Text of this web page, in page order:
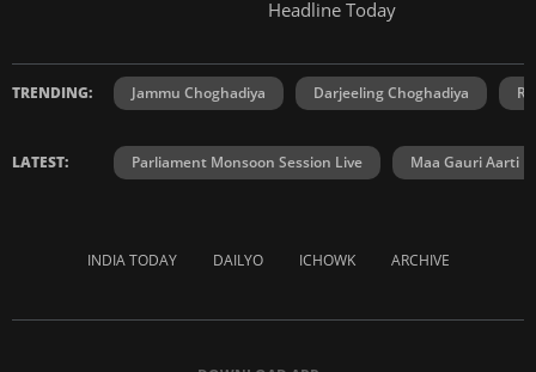
Headline Today
TRENDING: Jammu Choghadiya Darjeeling Choghadiya
LATEST: Parliament Monsoon Session Live Maa Gauri Aarti
INDIA TODAY DAILYO ICHOWK ARCHIVE